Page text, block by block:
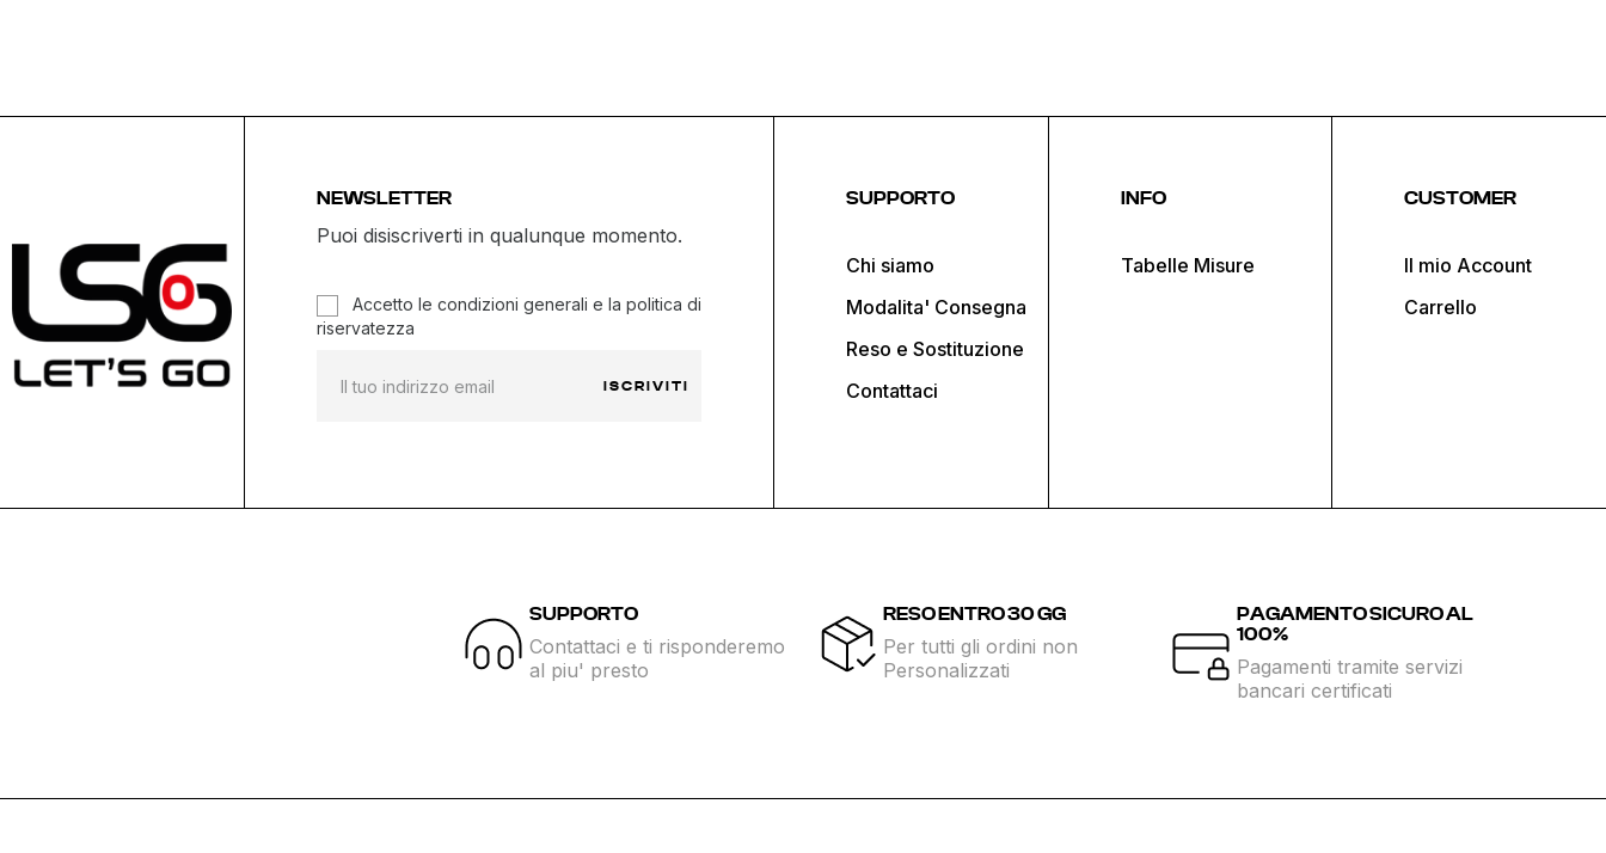
NEWSLETTER
Puoi disiscriverti in qualunque momento.
Accetto le condizioni generali e la politica di
riservatezza
ISCRIVITI
SUPPORTO
Chi siamo
Modalita' Consegna
Reso e Sostituzione
Contattaci
INFO
Tabelle Misure
CUSTOMER
Il mio Account
Carrello
SUPPORTO
Contattaci e ti risponderemo
al piu' presto
RESO ENTRO 30 GG
Per tutti gli ordini non
Personalizzati
PAGAMENTO SICURO AL
100%
Pagamenti tramite servizi
bancari certificati